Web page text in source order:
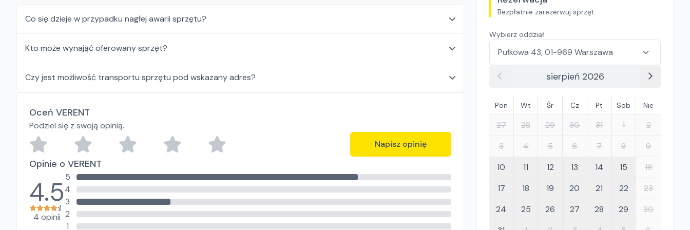
Bezpłatnie zarezerwuj sprzęt
Wybierz oddział
sierpień 2026
Pon Wt Śr Cz Pt Sob Nie
27 28 29 30 31 1
2
3
4 5 6 7 8
9
10
11 12 13 14 15
16
17
18 19 20 21 22
23
24
25 26 27 28 29
30
Co się dzieje w przypadku nagłej awarii sprzętu?
Kto może wynająć oferowany sprzęt?
Czy jest możliwość transportu sprzętu pod wskazany adres?
Oceń VERENT
Podziel się z swoją opinią.
Napisz opinię
Opinie o VERENT
4.5
4 opinii
5
4
3
2
1